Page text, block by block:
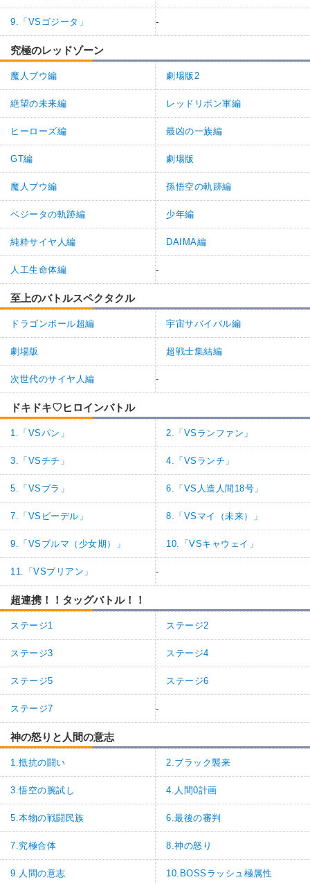
9.「VSゴジータ」 -
究極のレッドゾーン
魔人ブウ編 劇場版2
絶望の未来編 レッドリボン軍編
ヒーローズ編 最凶の一族編
GT編 劇場版
魔人ブウ編 孫悟空の軌跡編
ベジータの軌跡編 少年編
純粋サイヤ人編 DAIMA編
人工生命体編 -
至上のバトルスペクタクル
ドラゴンボール超編 宇宙サバイバル編
劇場版 超戦士集結編
次世代のサイヤ人編 -
ドキドキ♡ヒロインバトル
1.「VSパン」 2.「VSランファン」
3.「VSチチ」 4.「VSランチ」
5.「VSブラ」 6.「VS人造人間18号」
7.「VSビーデル」 8.「VSマイ（未来）」
9.「VSブルマ（少女期）」 10.「VSキャウェイ」
11.「VSブリアン」 -
超連携！！タッグバトル！！
ステージ1 ステージ2
ステージ3 ステージ4
ステージ5 ステージ6
ステージ7 -
神の怒りと人間の意志
1.抵抗の闘い 2.ブラック襲来
3.悟空の腕試し 4.人間0計画
5.本物の戦闘民族 6.最後の審判
7.究極合体 8.神の怒り
9.人間の意志 10.BOSSラッシュ極属性